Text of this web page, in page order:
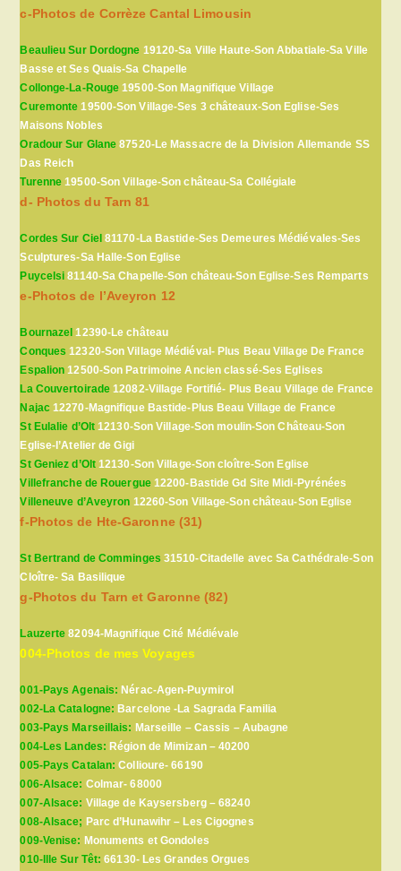
c-Photos de Corrèze Cantal Limousin
Beaulieu Sur Dordogne 19120-Sa Ville Haute-Son Abbatiale-Sa Ville
Basse et Ses Quais-Sa Chapelle
Collonge-La-Rouge 19500-Son Magnifique Village
Curemonte 19500-Son Village-Ses 3 châteaux-Son Eglise-Ses
Maisons Nobles
Oradour Sur Glane 87520-Le Massacre de la Division Allemande SS
Das Reich
Turenne 19500-Son Village-Son château-Sa Collégiale
d- Photos du Tarn 81
Cordes Sur Ciel 81170-La Bastide-Ses Demeures Médiévales-Ses
Sculptures-Sa Halle-Son Eglise
Puycelsi 81140-Sa Chapelle-Son château-Son Eglise-Ses Remparts
e-Photos de l’Aveyron 12
Bournazel 12390-Le château
Conques 12320-Son Village Médiéval- Plus Beau Village De France
Espalion 12500-Son Patrimoine Ancien classé-Ses Eglises
La Couvertoirade 12082-Village Fortifié- Plus Beau Village de France
Najac12270-Magnifique Bastide-Plus Beau Village de France
St Eulalie d’Olt 12130-Son Village-Son moulin-Son Château-Son
Eglise-l’Atelier de Gigi
St Geniez d’Olt12130-Son Village-Son cloître-Son Eglise
Villefranche de Rouergue12200-Bastide Gd Site Midi-Pyrénées
Villeneuve d’Aveyron 12260-Son Village-Son château-Son Eglise
f-Photos de Hte-Garonne (31)
St Bertrand de Comminges 31510-Citadelle avec Sa Cathédrale-Son
Cloître- Sa Basilique
g-Photos du Tarn et Garonne (82)
Lauzerte 82094-Magnifique Cité Médiévale
004-Photos de mes Voyages
001-Pays Agenais: Nérac-Agen-Puymirol
002-La Catalogne: Barcelone -La Sagrada Familia
003-Pays Marseillais: Marseille – Cassis – Aubagne
004-Les Landes: Région de Mimizan – 40200
005-Pays Catalan:Collioure- 66190
006-Alsace: Colmar- 68000
007-Alsace: Village de Kaysersberg – 68240
008-Alsace; Parc d’Hunawihr – Les Cigognes
009-Venise: Monuments et Gondoles
010-Ille Sur Têt:66130- Les Grandes Orgues